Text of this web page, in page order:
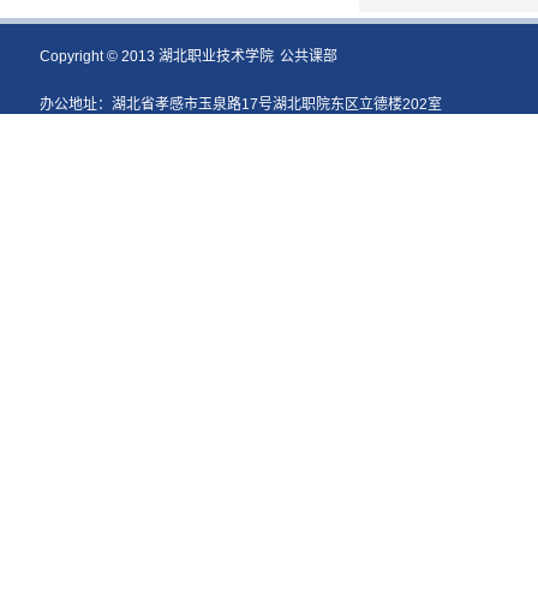
Copyright © 2013 湖北职业技术学院 公共课部
办公地址：湖北省孝感市玉泉路17号湖北职院东区立德楼202室